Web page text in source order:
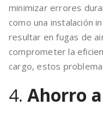
minimizar errores
como una instalación
resultar en fugas de
comprometer la
cargo, estos
4. Ahorro